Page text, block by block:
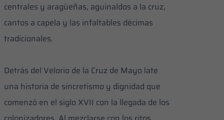
centrales y aragüeñas, aguinaldos a la cruz,
cantos a capela y las infaltables décimas
tradicionales.
Detrás del Velorio de la Cruz de Mayo late
una historia de sincretismo y dignidad que
comenzó en el siglo XVII con la llegada de los